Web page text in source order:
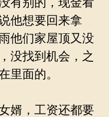
他想要回来拿
他们家屋顶又没
没找到机会，之
里面的。
婿，工资还都要